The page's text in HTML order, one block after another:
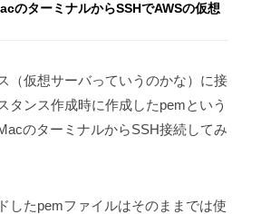
のターミナルからSSHでAWSの仮想
（仮想サーバっていうのかな）に接
タンス作成時に作成したpemという
のターミナルからSSH接続してみ
したpemファイルはそのままでは使